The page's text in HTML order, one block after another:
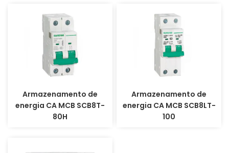
Armazenamento de
energia CA MCB SCB8T-
80H
Armazenamento de
energia CA MCB SCB8LT-
100